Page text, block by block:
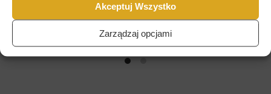
Akceptuj Wszystko
Zarządzaj opcjami